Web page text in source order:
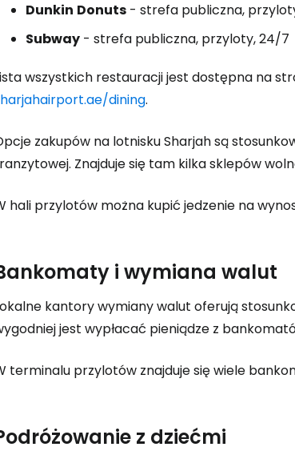
Dunkin Donuts - strefa publiczna,
Subway - strefa publiczna, przyloty, 24/7
wszystkich restauracji jest dostępna na
dining.
zakupów na lotnisku Sharjah są
Znajduje się tam kilka sklepów
hali przylotów można kupić jedzenie na
i wymiana walut
kantory wymiany walut oferują
jest wypłacać pieniądze z
terminalu przylotów znajduje się wiele
z dziećmi
Zaloguj